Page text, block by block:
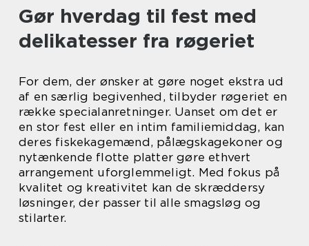
Gør hverdag til fest med
delikatesser fra røgeriet
For dem, der ønsker at gøre noget ekstra ud
af en særlig begivenhed, tilbyder røgeriet en
række specialanretninger. Uanset om det er
en stor fest eller en intim familiemiddag, kan
deres fiskekagemænd, pålægskagekoner og
nytænkende flotte platter gøre ethvert
arrangement uforglemmeligt. Med fokus på
kvalitet og kreativitet kan de skræddersy
løsninger, der passer til alle smagsløg og
stilarter.